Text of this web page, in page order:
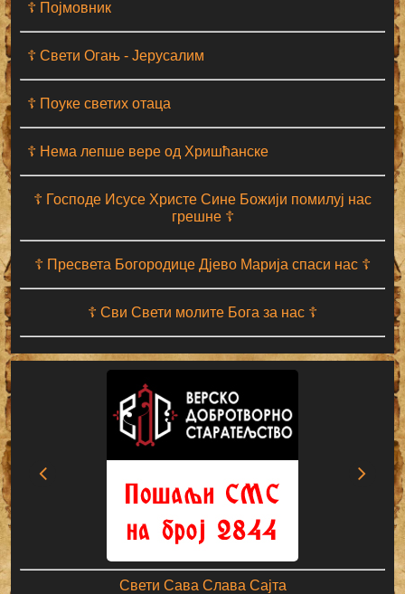
☦ Појмовник
☦ Свети Огањ - Јерусалим
☦ Поуке светих отаца
☦ Нема лепше вере од Хришћанске
☦ Господе Исусе Христе Сине Божији помилуј нас
грешне ☦
☦ Пресвета Богородице Дјево Марија спаси нас ☦
☦ Сви Свети молите Бога за нас ☦
Свети Сава Слава Сајта